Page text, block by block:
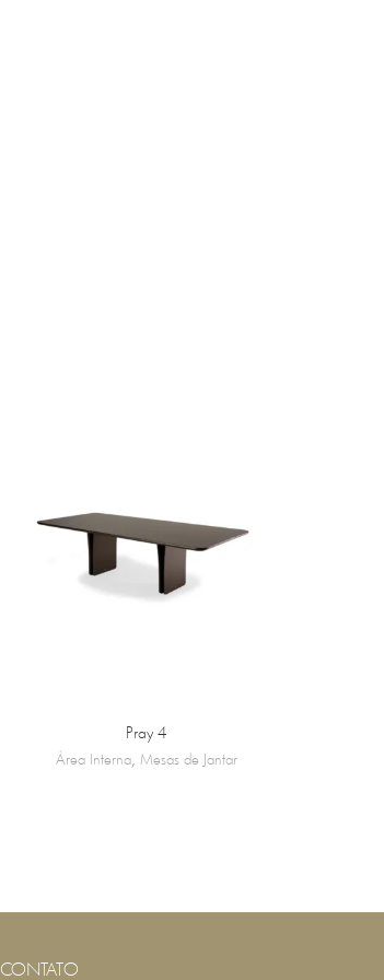
Pray 4
Área Interna, Mesas de Jantar
CONTATO